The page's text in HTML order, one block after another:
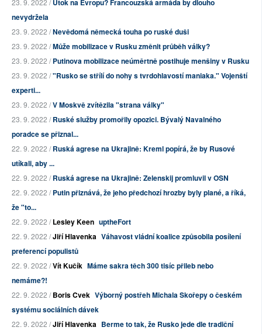
23. 9. 2022 /Útok na Evropu? Francouzská armáda by dlouho
nevydržela
23. 9. 2022 /Nevědomá německá touha po ruské duši
23. 9. 2022 /Může mobilizace v Rusku změnit průběh války?
23. 9. 2022 /Putinova mobilizace neúměrtně postihuje menšiny v Rusku
23. 9. 2022 /"Rusko se střílí do nohy s tvrdohlavostí maniaka." Vojenští
experti...
23. 9. 2022 /V Moskvě zvítězila "strana války"
23. 9. 2022 /Ruské služby promořily opozici. Bývalý Navalného
poradce se přiznal...
22. 9. 2022 /Ruská agrese na Ukrajině: Kreml popírá, že by Rusové
utíkali, aby ...
22. 9. 2022 /Ruská agrese na Ukrajině: Zelenskij promluvil v OSN
22. 9. 2022 /Putin přiznává, že jeho předchozí hrozby byly plané, a říká,
že "to...
22. 9. 2022 /Lesley Keen uptheFort
22. 9. 2022 /Jiří Hlavenka Váhavost vládní koalice způsobila posílení
preferencí populistů
22. 9. 2022 /Vít Kučík Máme sakra těch 300 tisíc přileb nebo
nemáme?!
22. 9. 2022 /Boris Cvek Výborný postřeh Michala Skořepy o českém
systému sociálních dávek
22. 9. 2022 /Jiří Hlavenka Berme to tak, že Rusko jede dle tradiční